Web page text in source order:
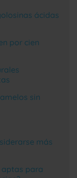
ácidas
por cien
sin
más
aptas para